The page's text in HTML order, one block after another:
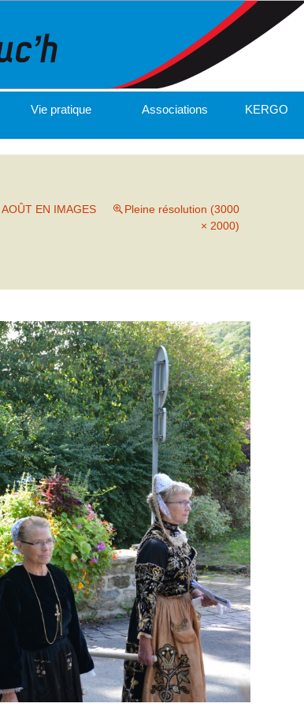
Vie pratique Associations KERGO
EN IMAGES
Pleine résolution (3000
× 2000)